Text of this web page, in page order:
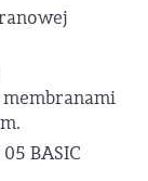
BASIC